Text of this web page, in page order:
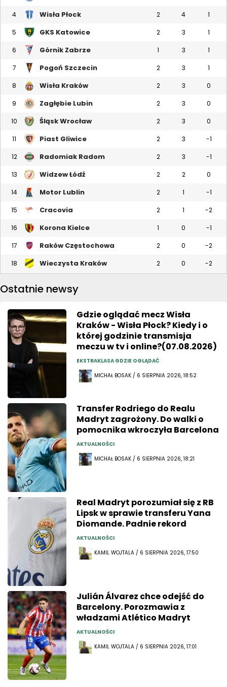
4 Wisła Płock 2 4 1
5 GKS Katowice 2 3 1
6 Górnik Zabrze 1 3 1
7 Pogoń Szczecin 2 3 1
8 Wisła Kraków 2 3 0
9 Zagłębie Lubin 2 3 0
10 Śląsk Wrocław 2 3 0
11 Piast Gliwice 2 3 -1
12 Radomiak Radom 2 3 -1
13 Widzew Łódź 2 2 0
14 Motor Lublin 2 1 -1
15 Cracovia 2 1 -2
16 Korona Kielce 1 0 -1
17 Raków Częstochowa 2 0 -2
18 Wieczysta Kraków 2 0 -2
Ostatnie newsy
Gdzie oglądać mecz Wisła
Kraków - Wisła Płock? Kiedy i o
której godzinie transmisja
meczu w tv i online?(07.08.2026)
EKSTRAKLASA GDZIE OGLĄDAĆ
MICHAŁ BOSAK / 6 SIERPNIA 2026, 18:52
Transfer Rodriego do Realu
Madryt zagrożony. Do walki o
pomocnika wkroczyła Barcelona
AKTUALNOŚCI
MICHAŁ BOSAK / 6 SIERPNIA 2026, 18:21
Real Madryt porozumiał się z RB
Lipsk w sprawie transferu Yana
Diomande. Padnie rekord
AKTUALNOŚCI
KAMIL WOJTALA / 6 SIERPNIA 2026, 17:50
Julián Álvarez chce odejść do
Barcelony. Porozmawia z
władzami Atlético Madryt
AKTUALNOŚCI
KAMIL WOJTALA / 6 SIERPNIA 2026, 17:01